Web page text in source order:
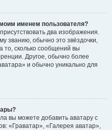
именем пользователя?
два изображения.
званию, обычно это звёздочки,
то, сколько сообщений вы
Другое, обычно более
и обычно уникально для
вы можете добавить аватару с
«Граватар», «Галерея аватар»,